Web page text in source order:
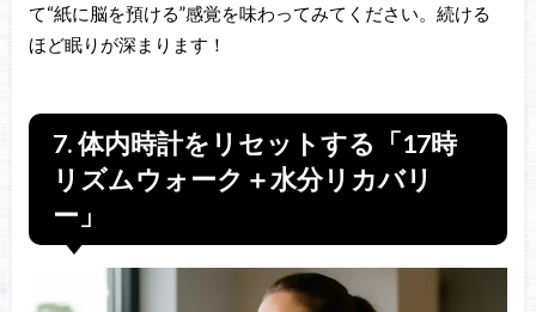
て“紙に脳を預ける”感覚を味わってみてください。続ける
ほど眠りが深まります！
7. 体内時計をリセットする「17時
リズムウォーク＋水分リカバリ
ー」